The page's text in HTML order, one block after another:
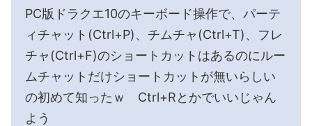
PC版ドラクエ10のキーボード操作で、パーテ
ィチャット(Ctrl+P)、チムチャ(Ctrl+T)、フレ
チャ(Ctrl+F)のショートカットはあるのにルー
ムチャットだけショートカットが無いらしい
の初めて知ったｗ Ctrl+Rとかでいいじゃん
よう